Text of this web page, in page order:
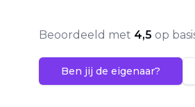
Beoordeeld met 4,5 op
Ben jij de eigenaar?